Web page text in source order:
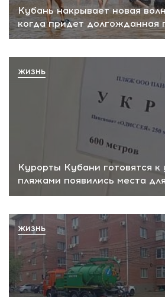
Кубань накрывает новая
когда придет долгожданная
Курорты Кубани готовятся к
пляжами появились места
ЖИЗНЬ
ЖИЗНЬ